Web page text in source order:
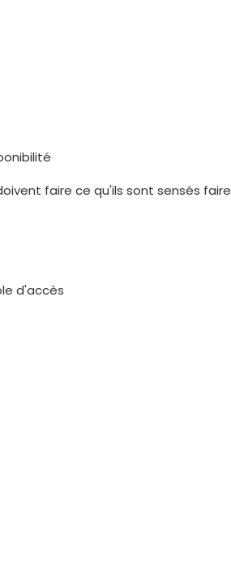
faire ce qu'ils sont sensés faire
d'accès